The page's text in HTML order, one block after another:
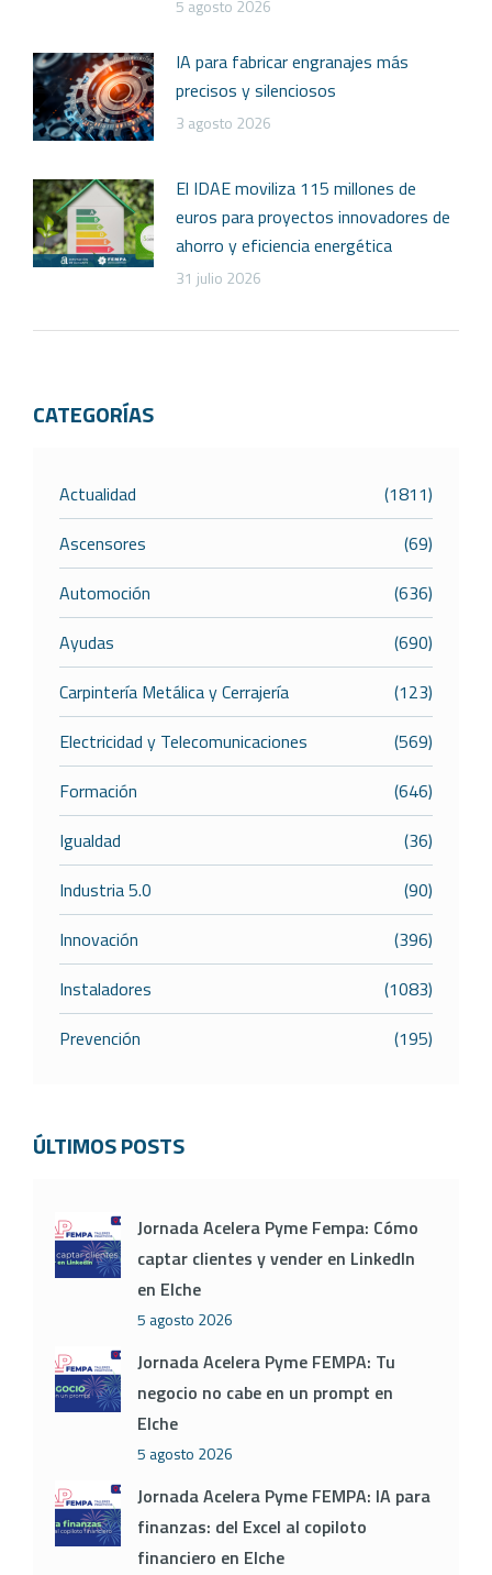
5 agosto 2026
IA para fabricar engranajes más
precisos y silenciosos
3 agosto 2026
El IDAE moviliza 115 millones de
euros para proyectos innovadores de
ahorro y eficiencia energética
31 julio 2026
CATEGORÍAS
Actualidad
(1811)
Ascensores
(69)
Automoción
(636)
Ayudas
(690)
Carpintería Metálica y Cerrajería
(123)
Electricidad y Telecomunicaciones
(569)
Formación
(646)
Igualdad
(36)
Industria 5.0
(90)
Innovación
(396)
Instaladores
(1083)
Prevención
(195)
ÚLTIMOS POSTS
Jornada Acelera Pyme Fempa: Cómo
captar clientes y vender en LinkedIn
en Elche
5 agosto 2026
Jornada Acelera Pyme FEMPA: Tu
negocio no cabe en un prompt en
Elche
5 agosto 2026
Jornada Acelera Pyme FEMPA: IA para
finanzas: del Excel al copiloto
financiero en Elche